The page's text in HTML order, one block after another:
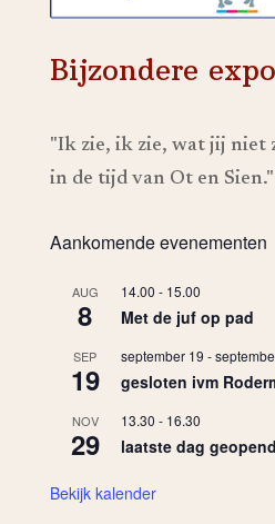
Bijzondere
"Ik zie, ik zie, wat jij niet
in de tijd van Ot en Sien."
Aankomende evenementen
AUG
8
14.00 - 15.00
Met de juf op pad
SEP
19
september 19 -
gesloten ivm
NOV
29
13.30 - 16.30
laatste dag
Bekijk kalender